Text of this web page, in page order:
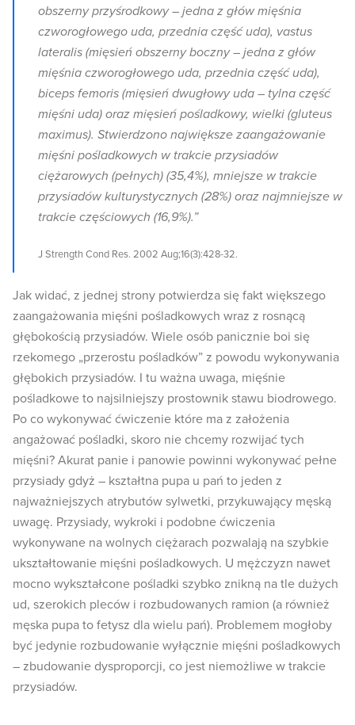
obszerny przyśrodkowy – jedna z głów mięśnia
czworogłowego uda, przednia część uda), vastus
lateralis (mięsień obszerny boczny – jedna z głów
mięśnia czworogłowego uda, przednia część uda),
biceps femoris (mięsień dwugłowy uda – tylna część
mięśni uda) oraz mięsień pośladkowy, wielki (gluteus
maximus). Stwierdzono największe zaangażowanie
mięśni pośladkowych w trakcie przysiadów
ciężarowych (pełnych) (35,4%), mniejsze w trakcie
przysiadów kulturystycznych (28%) oraz najmniejsze w
trakcie częściowych (16,9%).”
J Strength Cond Res. 2002 Aug;16(3):428-32.
Jak widać, z jednej strony potwierdza się fakt większego
zaangażowania mięśni pośladkowych wraz z rosnącą
głębokością przysiadów. Wiele osób panicznie boi się
rzekomego „przerostu pośladków” z powodu wykonywania
głębokich przysiadów. I tu ważna uwaga, mięśnie
pośladkowe to najsilniejszy prostownik stawu biodrowego.
Po co wykonywać ćwiczenie które ma z założenia
angażować pośladki, skoro nie chcemy rozwijać tych
mięśni? Akurat panie i panowie powinni wykonywać pełne
przysiady gdyż – kształtna pupa u pań to jeden z
najważniejszych atrybutów sylwetki, przykuwający męską
uwagę. Przysiady, wykroki i podobne ćwiczenia
wykonywane na wolnych ciężarach pozwalają na szybkie
ukształtowanie mięśni pośladkowych. U mężczyzn nawet
mocno wykształcone pośladki szybko znikną na tle dużych
ud, szerokich pleców i rozbudowanych ramion (a również
męska pupa to fetysz dla wielu pań). Problemem mogłoby
być jedynie rozbudowanie wyłącznie mięśni pośladkowych
– zbudowanie dysproporcji, co jest niemożliwe w trakcie
przysiadów.